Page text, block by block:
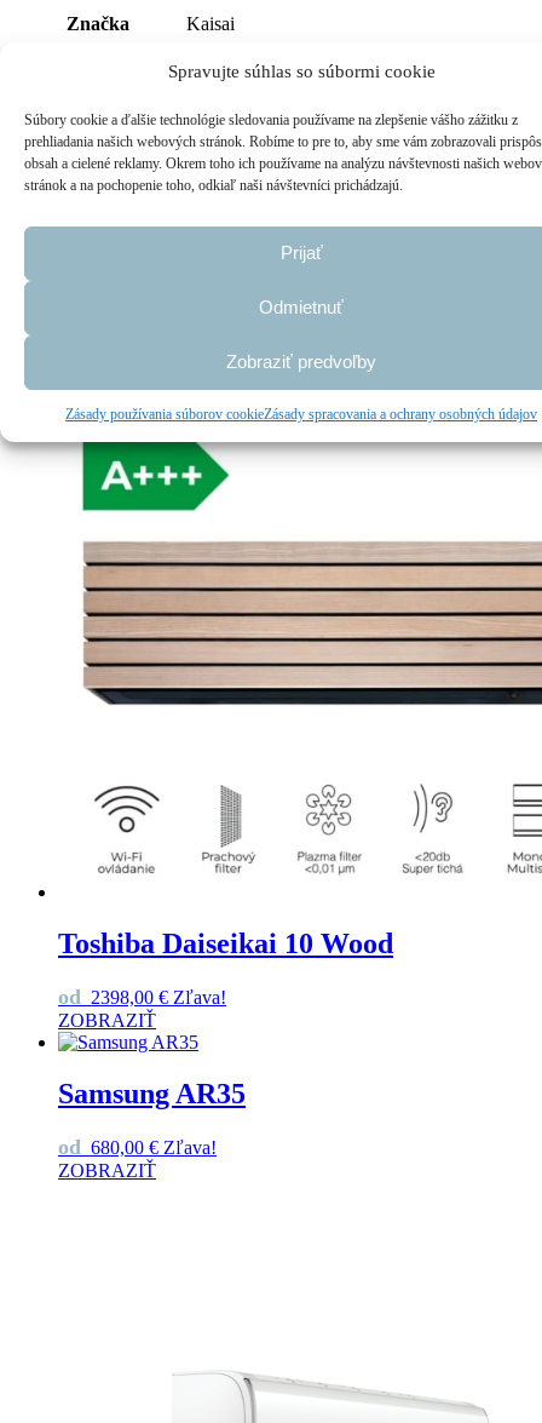
Spravujte súhlas so súbormi cookie
Súbory cookie a ďalšie technológie sledovania používame na zlepšenie vášho zážitku z
prehliadania našich webových stránok. Robíme to pre to, aby sme vám zobrazovali
obsah a cielené reklamy. Okrem toho ich používame na analýzu návštevnosti našich
stránok a na pochopenie toho, odkiaľ naši návštevníci prichádzajú.
Prijať
Odmietnuť
Zobraziť predvoľby
Zásady používania súborov cookieZásady spracovania a ochrany osobných údajov
Značka Kaisai
Súvisiace produkty
Toshiba Daiseikai 10 Wood
od 2398,00 € Zľava!
ZOBRAZIŤ
Samsung AR35
od 680,00 € Zľava!
ZOBRAZIŤ